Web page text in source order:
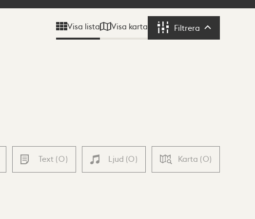
Visa lista Visa karta Filtrera Filtrera
Text (0) Ljud (0) Karta (0)